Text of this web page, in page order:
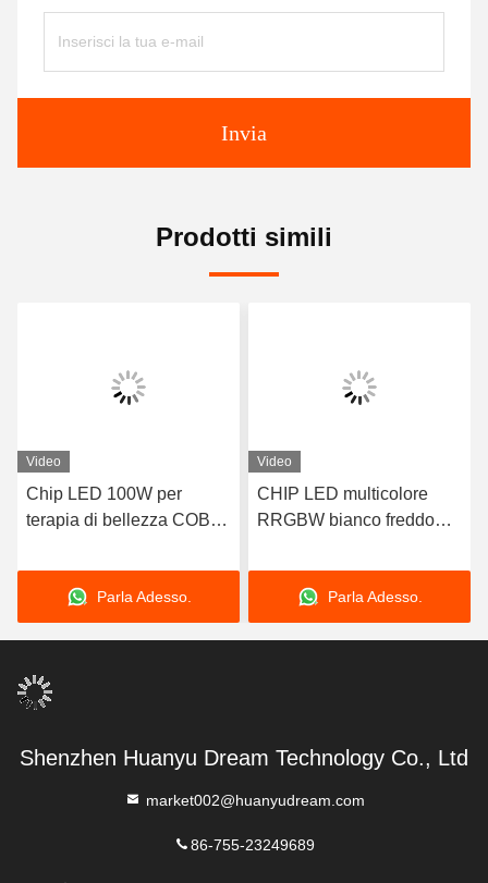
Invia
Prodotti simili
Video
Chip LED 100W per
terapia di bellezza COB
MULTICOLORE IN 1
Parla Adesso.
Video
CHIP LED multicolore
RRGBW bianco freddo
costante 20-24V 33W
Ra90-95
Parla Adesso.
Shenzhen Huanyu Dream Technology Co., Ltd
market002@huanyudream.com
86-755-23249689